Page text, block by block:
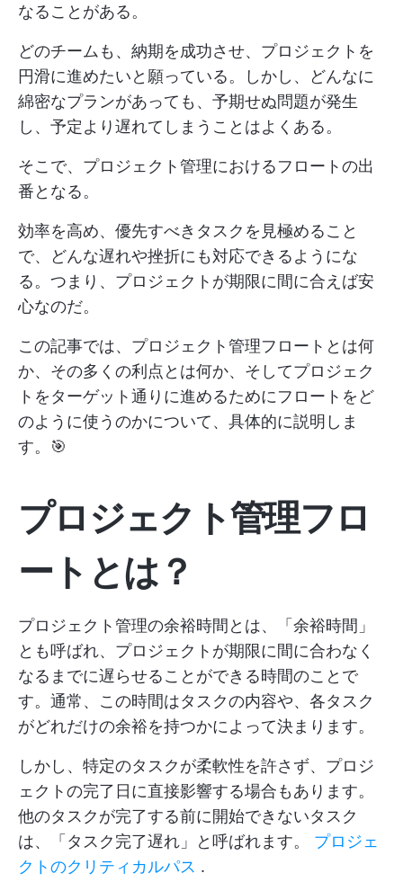
なることがある。
どのチームも、納期を成功させ、プロジェクトを
円滑に進めたいと願っている。しかし、どんなに
綿密なプランがあっても、予期せぬ問題が発生
し、予定より遅れてしまうことはよくある。
そこで、プロジェクト管理におけるフロートの出
番となる。
効率を高め、優先すべきタスクを見極めること
で、どんな遅れや挫折にも対応できるようにな
る。つまり、プロジェクトが期限に間に合えば安
心なのだ。
この記事では、プロジェクト管理フロートとは何
か、その多くの利点とは何か、そしてプロジェク
トをターゲット通りに進めるためにフロートをど
のように使うのかについて、具体的に説明しま
す。🎯
プロジェクト管理フロ
ートとは？
プロジェクト管理の余裕時間とは、「余裕時間」
とも呼ばれ、プロジェクトが期限に間に合わなく
なるまでに遅らせることができる時間のことで
す。通常、この時間はタスクの内容や、各タスク
がどれだけの余裕を持つかによって決まります。
しかし、特定のタスクが柔軟性を許さず、プロジ
ェクトの完了日に直接影響する場合もあります。
他のタスクが完了する前に開始できないタスク
は、「タスク完了遅れ」と呼ばれます。 プロジェ
クトのクリティカルパス .